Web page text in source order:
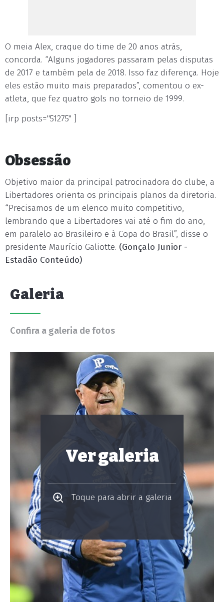
O meia Alex, craque do time de 20 anos atrás,
concorda. “Alguns jogadores passaram pelas disputas
de 2017 e também pela de 2018. Isso faz diferença. Hoje
eles estão muito mais preparados”, comentou o ex-
atleta, que fez quatro gols no torneio de 1999.
[irp posts="51275" ]
Obsessão
Objetivo maior da principal patrocinadora do clube, a
Libertadores orienta os principais planos da diretoria.
“Precisamos de um elenco muito competitivo,
lembrando que a Libertadores vai até o fim do ano,
em paralelo ao Brasileiro e à Copa do Brasil”, disse o
presidente Maurício Galiotte. (Gonçalo Junior -
Estadão Conteúdo)
Galeria
Confira a galeria de fotos
Ver galeria
Toque para abrir a galeria